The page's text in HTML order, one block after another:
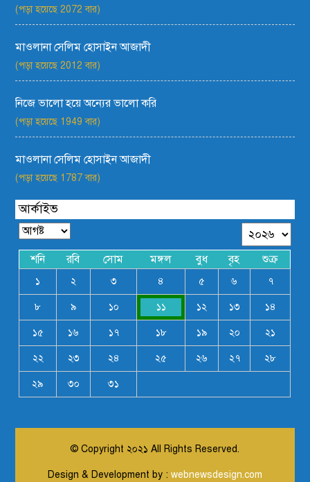
(পড়া হয়েছে 2072 বার)
মাওলানা সেলিম হোসাইন আজাদী
(পড়া হয়েছে 2012 বার)
নিজে ভালো হয়ে অন্যের ভালো করি
(পড়া হয়েছে 1949 বার)
মাওলানা সেলিম হোসাইন আজাদী
(পড়া হয়েছে 1787 বার)
আর্কাইভ
শনি রবি সোম মঙ্গল বুধ বৃহ শুক্র
১ ২ ৩ ৪ ৫ ৬ ৭
৮ ৯ ১০ ১১ ১২ ১৩ ১৪
১৫ ১৬ ১৭ ১৮ ১৯ ২০ ২১
২২ ২৩ ২৪ ২৫ ২৬ ২৭ ২৮
২৯ ৩০ ৩১
© Copyright ২০২১ All Rights Reserved.
Design & Development by : webnewsdesign.com